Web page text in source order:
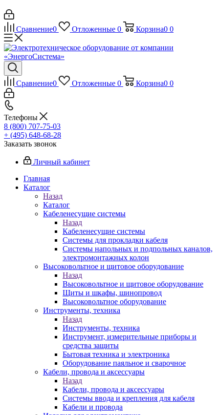
Сравнение0 Отложенные 0 Корзина0 0
Сравнение0 Отложенные 0 Корзина0 0
Телефоны
8 (800) 707-75-03
+ (495) 648-68-28
Заказать звонок
Личный кабинет
Главная
Каталог
Назад
Каталог
Кабеленесущие системы
Назад
Кабеленесущие системы
Системы для прокладки кабеля
Системы напольных и подпольных каналов,
электромонтажных колон
Высоковольтное и щитовое оборудование
Назад
Высоковольтное и щитовое оборудование
Щиты и шкафы, шинопровод
Высоковольтное оборудование
Инструменты, техника
Назад
Инструменты, техника
Инструмент, измерительные приборы и
средства защиты
Бытовая техника и электроника
Оборудование паяльное и сварочное
Кабели, провода и аксессуары
Назад
Кабели, провода и аксессуары
Системы ввода и крепления для кабеля
Кабели и провода